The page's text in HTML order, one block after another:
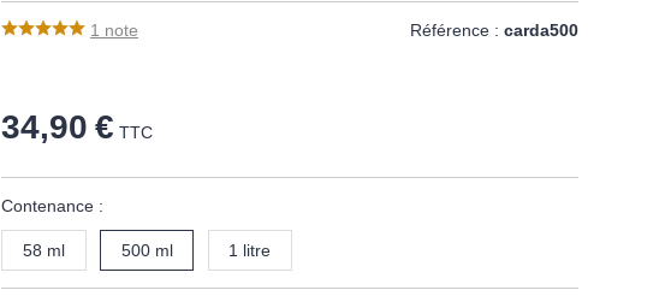
1 note Référence : carda500
34,90 € TTC
Contenance :
58 ml 500 ml 1 litre